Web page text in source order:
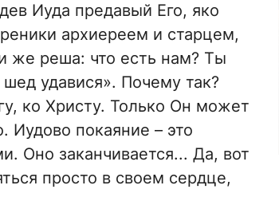
Иуда предавый Его, яко
архиереем и старцем,
же реша: что есть нам? Ты
удавися». Почему так?
ко Христу. Только Он может
Иудово покаяние – это
Оно заканчивается... Да, вот
просто в своем сердце,